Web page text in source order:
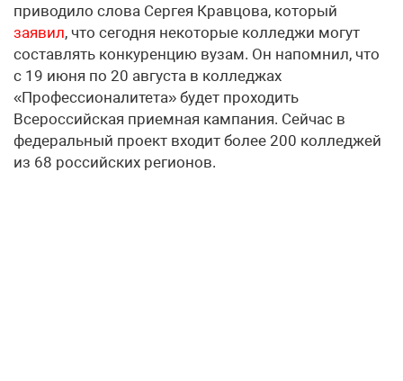
приводило слова Сергея Кравцова, который
заявил, что сегодня некоторые колледжи могут
составлять конкуренцию вузам. Он напомнил, что
с 19 июня по 20 августа в колледжах
«Профессионалитета» будет проходить
Всероссийская приемная кампания. Сейчас в
федеральный проект входит более 200 колледжей
из 68 российских регионов.